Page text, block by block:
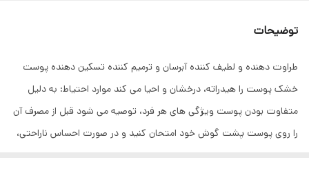
توضیحات
طراوت دهنده و لطیف کننده آبرسان و ترمیم کننده تسکین دهنده پوست
خشک پوست را هیدراته، درخشان و احیا می کند موارد احتیاط: به دلیل
متفاوت بودن پوست ویژگی های هر فرد، توصیه می شود قبل از مصرف آن
را روی پوست پشت گوش خود امتحان کنید و در صورت احساس ناراحتی،